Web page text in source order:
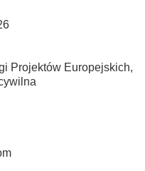
Projektów Europejskich,